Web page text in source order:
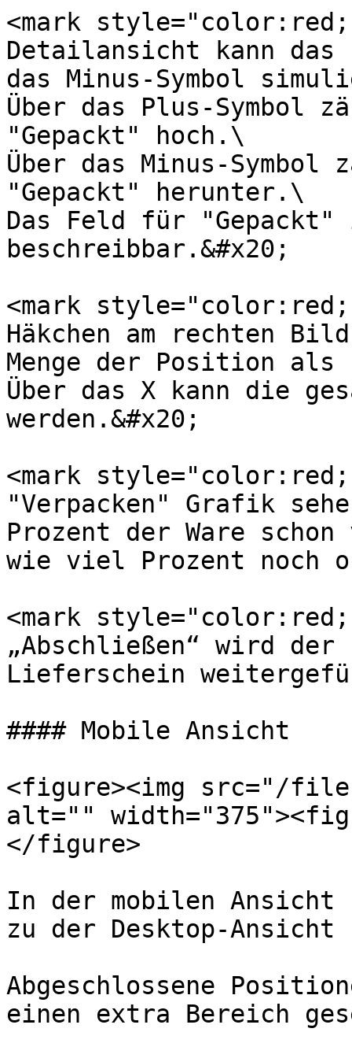
<mark
Detailansicht kann das
das Minus-Symbol
Über das Plus-Symbol
"Gepackt" hoch.\
Über das Minus-
"Gepackt" herunter.\
Das Feld für
beschreibbar.&#x20;
<mark
Häkchen am rechten
Menge der Position
Über das X kann die
werden.&#x20;
<mark
"Verpacken" Grafik
Prozent der Ware
wie viel Prozent noch
<mark
„Abschließen“ wird der
Lieferschein
#### Mobile Ansicht
<figure><img src="/files/
alt=""
</figure>
In der mobilen Ansicht
zu der Desktop-Ansicht
Abgeschlossene
einen extra Bereich